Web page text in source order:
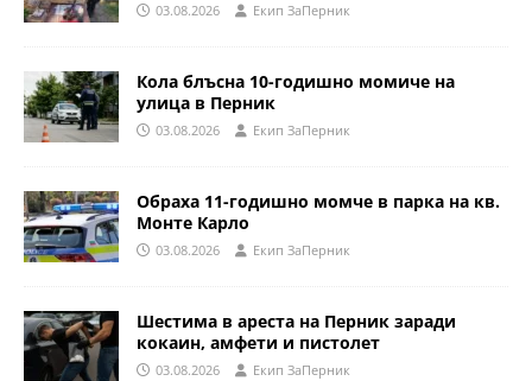
03.08.2026 Eкип ЗаПерник
Кола блъсна 10-годишно момиче на
улица в Перник
03.08.2026 Eкип ЗаПерник
Обраха 11-годишно момче в парка на кв.
Монте Карло
03.08.2026 Eкип ЗаПерник
Шестима в ареста на Перник заради
кокаин, амфети и пистолет
03.08.2026 Eкип ЗаПерник